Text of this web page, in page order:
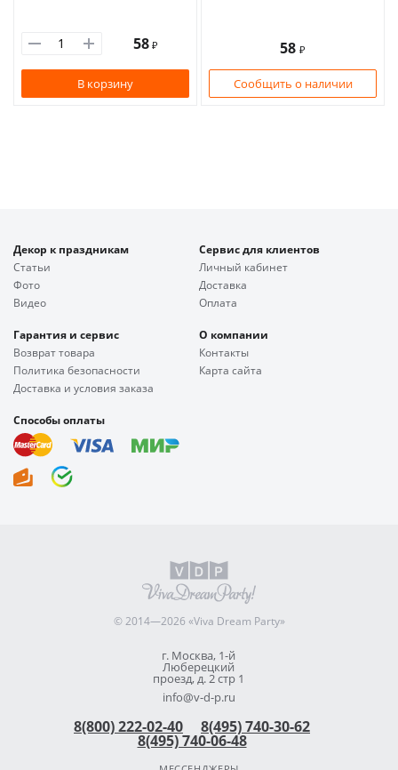
58 ₽
В корзину
58 ₽
Сообщить о наличии
Декор к праздникам
Статьи
Фото
Видео
Сервис для клиентов
Личный кабинет
Доставка
Оплата
Гарантия и сервис
Возврат товара
Политика безопасности
Доставка и условия заказа
О компании
Контакты
Карта сайта
Способы оплаты
© 2014—2026 «Viva Dream Party»
г. Москва, 1-й
Люберецкий
проезд, д. 2 стр 1
info@v-d-p.ru
8(800) 222-02-40 8(495) 740-30-62
8(495) 740-06-48